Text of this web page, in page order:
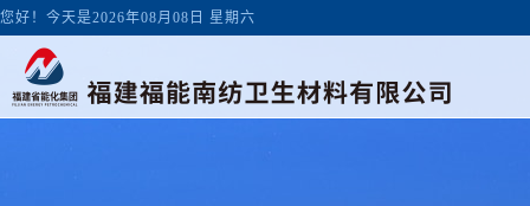
您好！今天是2026年08月08日 星期六